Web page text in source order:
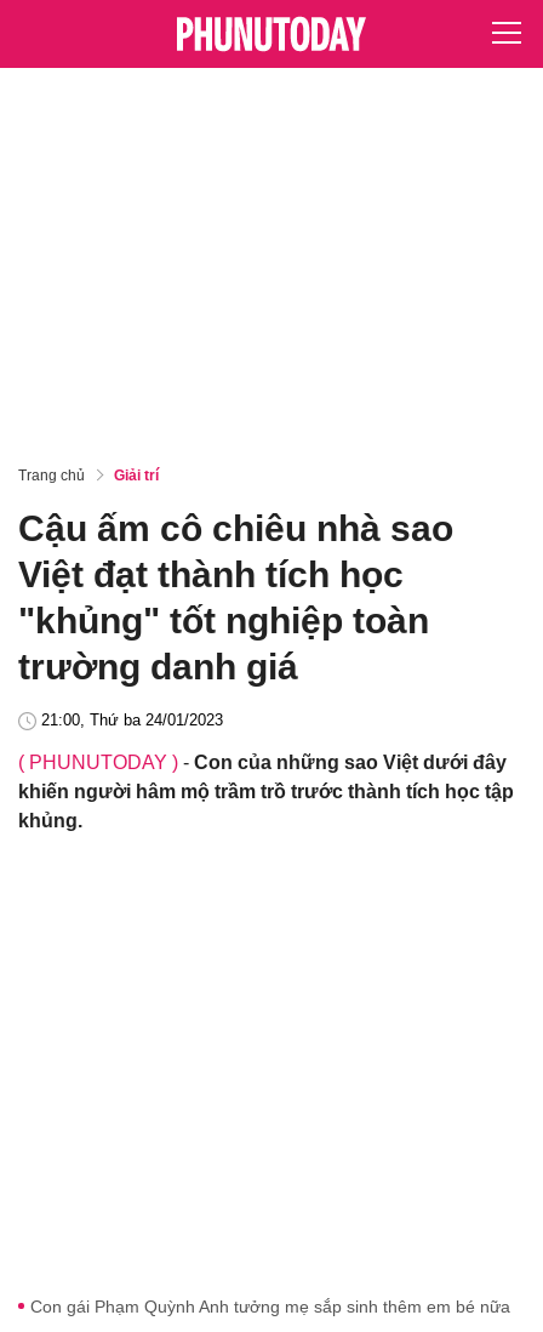
Trang chủ Giải trí
Cậu ấm cô chiêu nhà sao
Việt đạt thành tích học
"khủng" tốt nghiệp toàn
trường danh giá
21:00, Thứ ba 24/01/2023
( PHUNUTODAY ) - Con của những sao Việt dưới đây
khiến người hâm mộ trầm trồ trước thành tích học tập
khủng.
Con gái Phạm Quỳnh Anh tưởng mẹ sắp sinh thêm em bé nữa